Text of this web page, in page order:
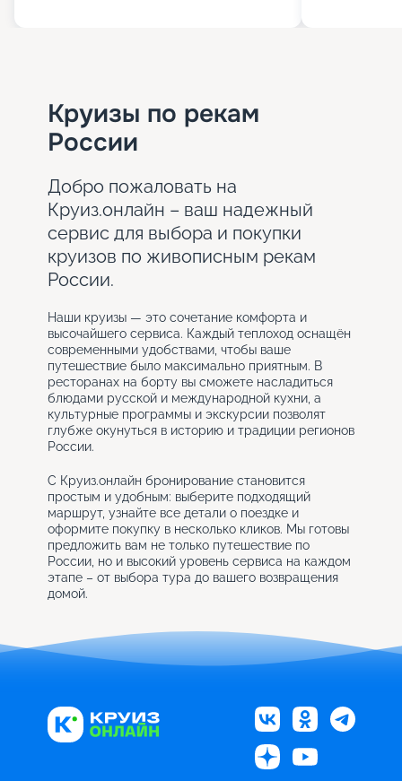
Круизы по рекам
России
Добро пожаловать на
Круиз.онлайн – ваш надежный
сервис для выбора и покупки
круизов по живописным рекам
России.
Наши круизы — это сочетание комфорта и
высочайшего сервиса. Каждый теплоход оснащён
современными удобствами, чтобы ваше
путешествие было максимально приятным. В
ресторанах на борту вы сможете насладиться
блюдами русской и международной кухни, а
культурные программы и экскурсии позволят
глубже окунуться в историю и традиции регионов
России.
С Круиз.онлайн бронирование становится
простым и удобным: выберите подходящий
маршрут, узнайте все детали о поездке и
оформите покупку в несколько кликов. Мы готовы
предложить вам не только путешествие по
России, но и высокий уровень сервиса на каждом
этапе – от выбора тура до вашего возвращения
домой.